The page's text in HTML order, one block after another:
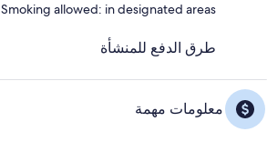
Smoking allowed: in designated areas
طرق الدفع للمنشأة
معلومات مهمة